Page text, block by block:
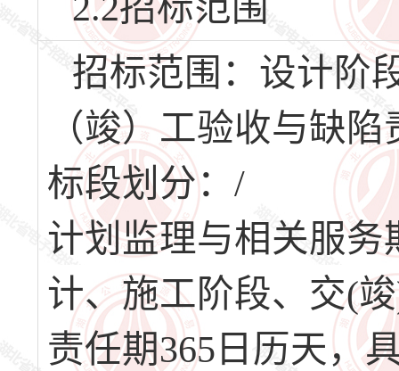
招标范围：设计阶
（竣）工验收与缺
标段划分：/
计划监理与相关服务
计、施工阶段、交(
责任期365日历天，